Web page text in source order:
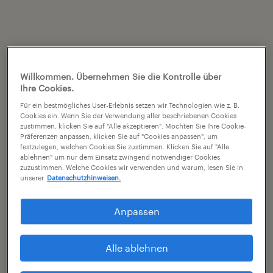
Willkommen. Übernehmen Sie die Kontrolle über
Ihre Cookies.
Für ein bestmögliches User-Erlebnis setzen wir Technologien wie z. B.
Cookies ein. Wenn Sie der Verwendung aller beschriebenen Cookies
zustimmen, klicken Sie auf "Alle akzeptieren". Möchten Sie Ihre Cookie-
Präferenzen anpassen, klicken Sie auf "Cookies anpassen", um
festzulegen, welchen Cookies Sie zustimmen. Klicken Sie auf "Alle
ablehnen" um nur dem Einsatz zwingend notwendiger Cookies
zuzustimmen. Welche Cookies wir verwenden und warum, lesen Sie in
unserer Datenschutzhinweisen.
Anpassen
Alle ablehnen